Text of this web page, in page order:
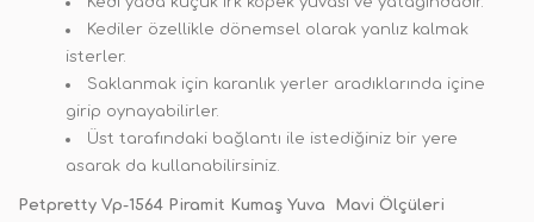
Kediler özellikle dönemsel olarak yanlız kalmak
isterler.
Saklanmak için karanlık yerler aradıklarında içine
girip oynayabilirler.
Üst tarafındaki bağlantı ile istediğiniz bir yere
asarak da kullanabilirsiniz.
Petpretty Vp-1564 Piramit Kumaş Yuva Mavi Ölçüleri